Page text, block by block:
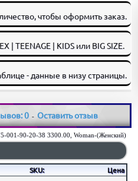
чтобы оформить заказ.
| TEENAGE | KIDS или BIG SIZE.
- данные в низу страницы.
0 - Оставить отзыв
001-90-20-38 3300.00, Woman-(Женский)
SKU: Цена